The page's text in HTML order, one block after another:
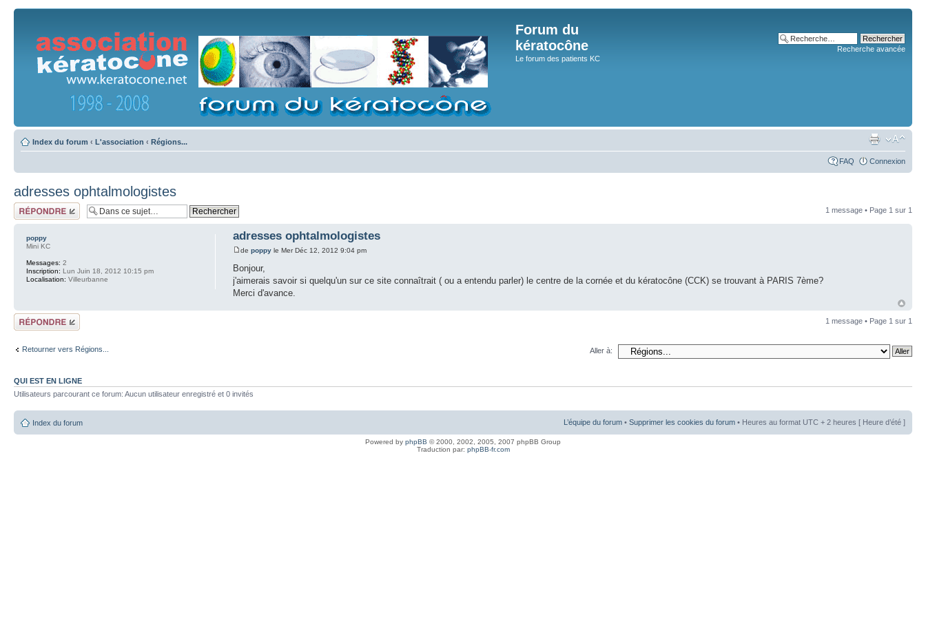
Forum du
kératocône
Le forum des patients KC
Recherche avancée
Index du forum ‹ L'association ‹ Régions...
FAQ Connexion
adresses ophtalmologistes
Répondre 1 message • Page 1 sur 1
adresses ophtalmologistes
depoppy le Mer Déc 12, 2012 9:04 pm
Bonjour,
j'aimerais savoir si quelqu'un sur ce site connaîtrait ( ou a entendu parler) le centre de la cornée et du kératocône (CCK) se trouvant à PARIS 7ème?
Merci d'avance.
poppy
Mini KC
Messages: 2
Inscription: Lun Juin 18, 2012 10:15 pm
Localisation: Villeurbanne
Répondre 1 message • Page 1 sur 1
Retourner vers Régions... Aller à:
QUI EST EN LIGNE
Utilisateurs parcourant ce forum: Aucun utilisateur enregistré et 0 invités
Index du forum L’équipe du forum • Supprimer les cookies du forum • Heures au format UTC + 2 heures [ Heure d’été ]
Powered by phpBB © 2000, 2002, 2005, 2007 phpBB Group
Traduction par: phpBB-fr.com